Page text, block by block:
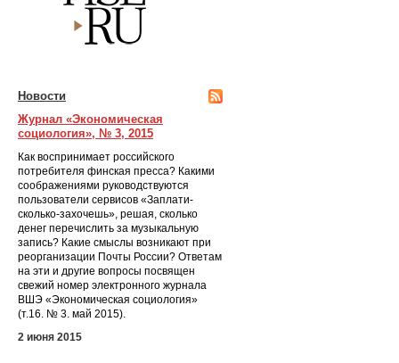
Новости
Журнал «Экономическая
социология», № 3, 2015
Как воспринимает российского
потребителя финская пресса? Какими
соображениями руководствуются
пользователи сервисов «Заплати-
сколько-захочешь», решая, сколько
денег перечислить за музыкальную
запись? Какие смыслы возникают при
реорганизации Почты России? Ответам
на эти и другие вопросы посвящен
свежий номер электронного журнала
ВШЭ «Экономическая социология»
(т.16. № 3. май 2015).
2 июня 2015